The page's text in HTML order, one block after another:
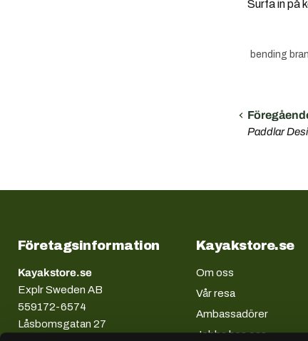
Surfa in på
bending
Paddlar
Företagsinformation
Kayakstore.se
Explr Sweden AB
559172-6574
Låsbomsgatan 27
Kayakstore.se
Om oss
Vår resa
Ambassadörer
Jobba hos oss